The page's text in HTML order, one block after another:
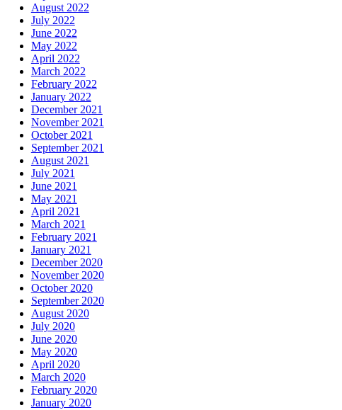
August 2022
July 2022
June 2022
May 2022
April 2022
March 2022
February 2022
January 2022
December 2021
November 2021
October 2021
September 2021
August 2021
July 2021
June 2021
May 2021
April 2021
March 2021
February 2021
January 2021
December 2020
November 2020
October 2020
September 2020
August 2020
July 2020
June 2020
May 2020
April 2020
March 2020
February 2020
January 2020